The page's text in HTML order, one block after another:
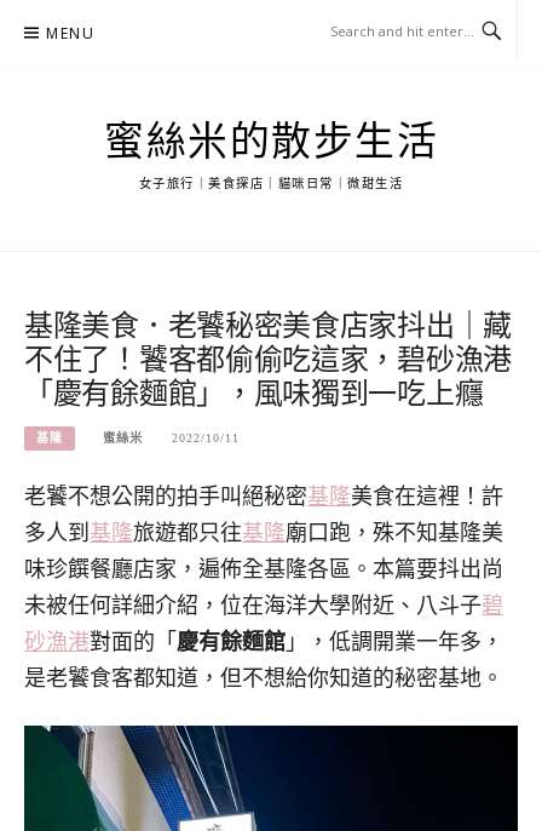
MENU
蜜絲米的散步生活
女子旅行｜美食探店｜貓咪日常｜微甜生活
基隆美食．老饕秘密美食店家抖出｜藏
不住了！饕客都偷偷吃這家，碧砂漁港
「慶有餘麵館」，風味獨到一吃上癮
基隆 蜜絲米 2022/10/11
老饕不想公開的拍手叫絕秘密基隆美食在這裡！許
多人到 基隆旅遊都只往基隆廟口跑，殊不知基隆美
味珍饌餐廳店家，遍佈全基隆各區。本篇要抖出尚
未被任何詳細介紹，位在海洋大學附近、八斗子碧
砂漁港對面的「 慶有餘麵館 」，低調開業一年多，
是老饕食客都知道，但不想給你知道的秘密基地。